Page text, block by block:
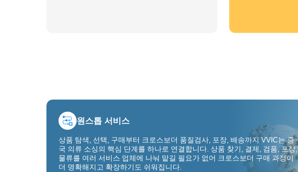
원스톱 서비스
상품 탐색, 선택, 구매부터 크로스보더 품질검사, 포장, 배송까지 VVIC는 중
국 의류 소싱의 핵심 단계를 하나로 연결합니다. 상품 찾기, 결제, 검품, 포장,
물류를 여러 서비스 업체에 나눠 맡길 필요가 없어 크로스보더 구매 과정이
더 명확해지고 확장하기도 쉬워집니다.